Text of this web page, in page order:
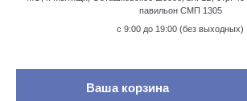
павильон СМП 1305
c 9:00 до 19:00 (без выходных)
Ваша корзина